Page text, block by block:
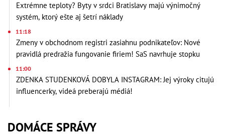
Extrémne teploty? Byty v srdci Bratislavy majú výnimočný
systém, ktorý ešte aj šetrí náklady
11:18
Zmeny v obchodnom registri zasiahnu podnikateľov: Nové
pravidlá predražia fungovanie firiem! SaS navrhuje stopku
11:00
ZDENKA STUDENKOVÁ DOBYLA INSTAGRAM: Jej výroky citujú
influencerky, videá preberajú médiá!
DOMÁCE SPRÁVY